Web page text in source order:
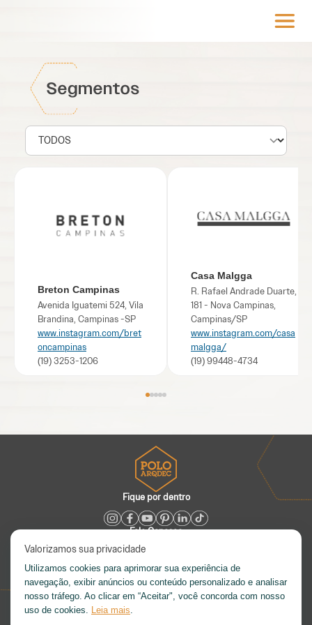
Breton Campinas
Avenida Iguatemi 524, Vila
Brandina, Campinas -SP
www.instagram.com/bret
oncampinas
(19) 3253-1206
Casa Malgga
R. Rafael Andrade Duarte,
181 - Nova Campinas,
Campinas/SP
www.instagram.com/casa
malgga/
(19) 99448-4734
Fique por dentro
Fale Conosco
(19) 3255-4992
atendimento@poloarqdec.com.br
Saiba Mais
Trabalhe Conosco
Valorizamos sua privacidade
Utilizamos cookies para aprimorar sua experiência de
navegação, exibir anúncios ou conteúdo personalizado e analisar
nosso tráfego. Ao clicar em “Aceitar", você concorda com nosso
uso de cookies. Leia mais.